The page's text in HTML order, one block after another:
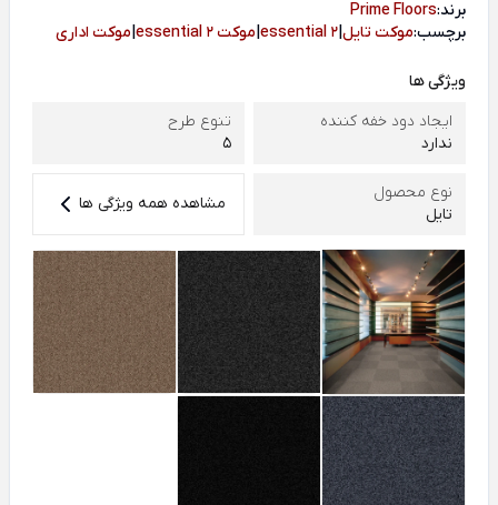
برند:Prime Floors
برچسب:موکت تایل essential 2 موکت essential 2 موکت اداری
ویژگی ها
ایجاد دود خفه کننده
ندارد
تنوع طرح
5
نوع محصول
تایل
مشاهده همه ویژگی ها